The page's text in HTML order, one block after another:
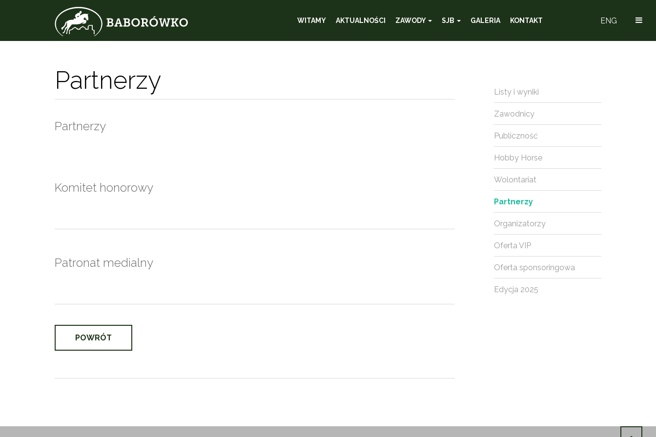
ENG
WITAMY AKTUALNOŚCI ZAWODY SJB GALERIA KONTAKT
Partnerzy
Partnerzy
Komitet honorowy
Patronat medialny
POWRÓT
Listy i wyniki
Zawodnicy
Publiczność
Hobby Horse
Wolontariat
Partnerzy
Organizatorzy
Oferta VIP
Oferta sponsoringowa
Edycja 2025